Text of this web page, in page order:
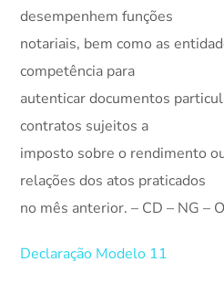
desempenhem funções
notariais, bem como as
competência para
autenticar documentos
contratos sujeitos a
imposto sobre o rendimento
relações dos atos praticados
no mês anterior. – CD – NG –
Declaração Modelo 11